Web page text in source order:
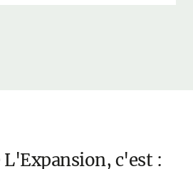
L'Expansion, c'est :